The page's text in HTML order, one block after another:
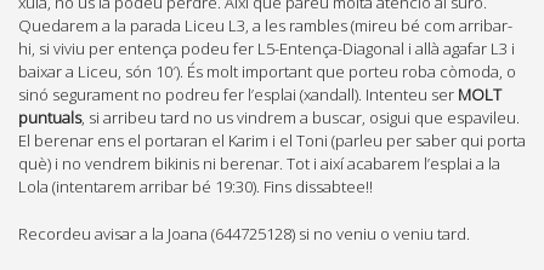
Quedarem a la parada Liceu L3, a les rambles (mireu bé com arribar-
hi, si viviu per entença podeu fer L5-Entença-Diagonal i allà agafar L3 i
baixar a Liceu, són 10′). És molt important que porteu roba còmoda, o
sinó segurament no podreu fer l’esplai (xandall). Intenteu ser MOLT
puntuals, si arribeu tard no us vindrem a buscar, osigui que espavileu.
El berenar ens el portaran el Karim i el Toni (parleu per saber qui porta
què) i no vendrem bikinis ni berenar. Tot i així acabarem l’esplai a la
Lola (intentarem arribar bé 19:30). Fins dissabtee!!
Recordeu avisar a la Joana (644725128) si no veniu o veniu tard.